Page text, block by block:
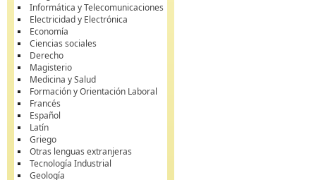
Informática y Telecomunicaciones
Electricidad y Electrónica
Economía
Ciencias sociales
Derecho
Magisterio
Medicina y Salud
Formación y Orientación Laboral
Francés
Español
Latín
Griego
Otras lenguas extranjeras
Tecnología Industrial
Geología